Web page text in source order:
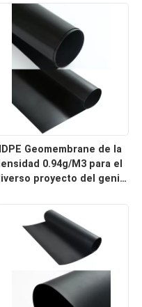
trazador de líneas de la
charca de la acuicultura de
0.3m m 0.5m m
Geomembrane de la
0.94g/M3 para el
proyecto del genio